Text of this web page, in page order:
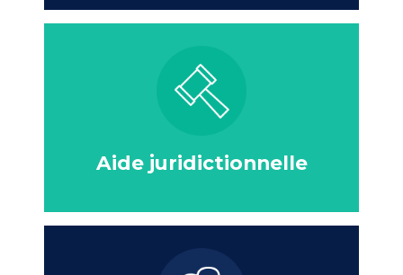
Aide juridictionnelle